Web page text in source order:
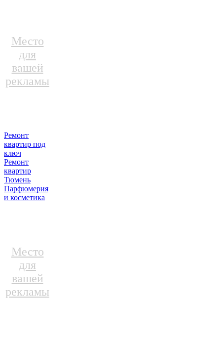
Место
для
вашей
рекламы
Ремонт
квартир под
ключ
Ремонт
квартир
Тюмень
Парфюмерия
и косметика
Место
для
вашей
рекламы